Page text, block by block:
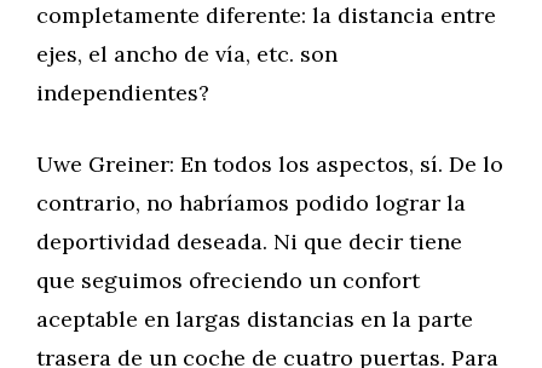
completamente diferente: la distancia entre
ejes, el ancho de vía, etc. son
independientes?
Uwe Greiner: En todos los aspectos, sí. De lo
contrario, no habríamos podido lograr la
deportividad deseada. Ni que decir tiene
que seguimos ofreciendo un confort
aceptable en largas distancias en la parte
trasera de un coche de cuatro puertas. Para